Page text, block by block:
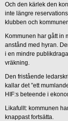
Och den kärlek den
inte längre
klubben och
Kommunen har gått in
anstånd med hyran.
i en mindre
vräkning.
Den fristående
kallar det ”ett
HIF:s beteende i
Likafullt: kommunen
knappast fortsätta.